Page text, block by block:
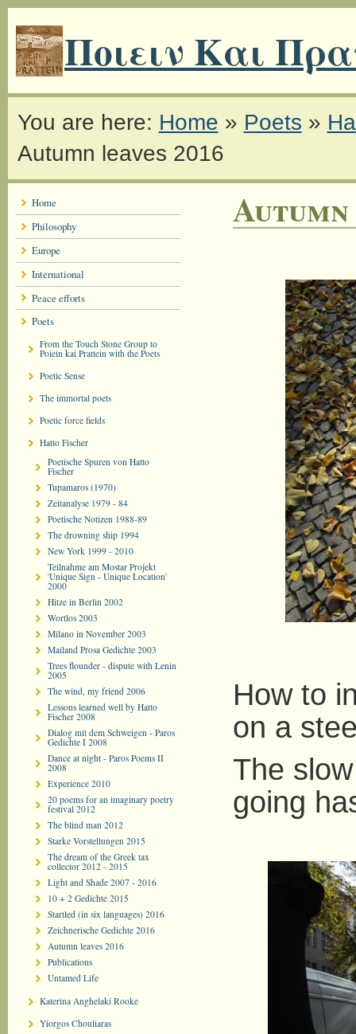
Ποιειν Και
You are here: Home » Poets »
Autumn leaves 2016
Home
Philosophy
Europe
International
Peace efforts
Poets
From the Touch Stone Group to
Poiein kai Prattein with the Poets
Poetic Sense
The immortal poets
Poetic force fields
Hatto Fischer
Poetische Spuren von Hatto
Fischer
Tupamaros (1970)
Zeitanalyse 1979 - 84
Poetische Notizen 1988-89
The drowning ship 1994
New York 1999 - 2010
Teilnahme am Mostar Projekt
'Unique Sign - Unique Location'
2000
Hitze in Berlin 2002
Wortlos 2003
Milano in November 2003
Mailand Prosa Gedichte 2003
Trees flounder - dispute with Lenin
2005
The wind, my friend 2006
Lessons learned well by Hatto
Fischer 2008
Dialog mit dem Schweigen - Paros
Gedichte I 2008
Dance at night - Paros Poems II
2008
Experience 2010
20 poems for an imaginary poetry
festival 2012
The blind man 2012
Starke Vorstellungen 2015
The dream of the Greek tax
collector 2012 - 2015
Light and Shade 2007 - 2016
10 + 2 Gedichte 2015
Startled (in six languages) 2016
Zeichnerische Gedichte 2016
Autumn leaves 2016
Publications
Untamed Life
Katerina Anghelaki Rooke
Yiorgos Chouliaras
Autumn
How to
on a
The
going